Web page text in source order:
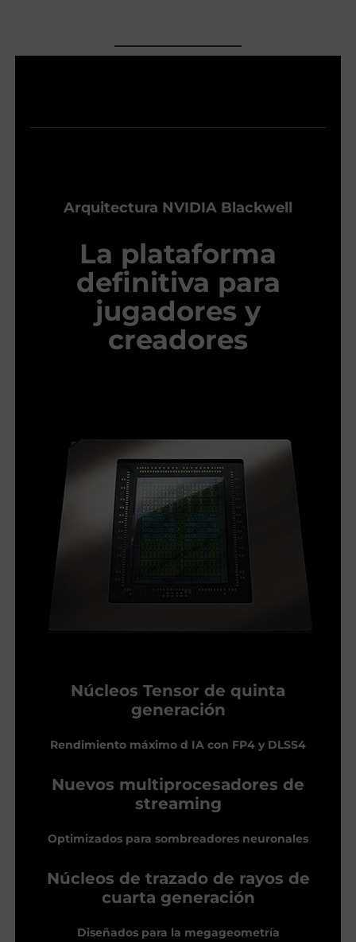
Arquitectura NVIDIA Blackwell
La plataforma
definitiva para
jugadores y
creadores
Núcleos Tensor de quinta
generación
Rendimiento máximo d IA con FP4 y DLSS4
Nuevos multiprocesadores de
streaming
Optimizados para sombreadores neuronales
Núcleos de trazado de rayos de
cuarta generación
Diseñados para la megageometría